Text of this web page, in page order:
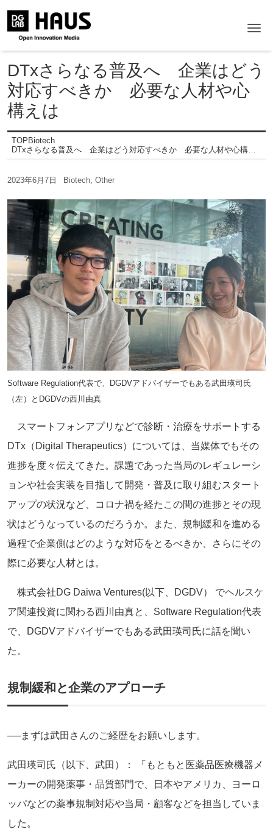
DTxさらなる普及へ 企業はどう
対応すべきか 必要な人材や心
構えは
TOP Biotech
DTxさらなる普及へ 企業はどう対応すべきか 必要な人材や心構えは
2023年6月7日 Biotech, Other
Software Regulation代表で、DGDVアドバイザーでもある武田瑛司氏
（左）とDGDVの西川由真
スマートフォンアプリなどで診断・治療をサポートする
DTx（Digital Therapeutics）については、当媒体でもその
進捗を度々伝えてきた。課題であった当局のレギュレーシ
ョンや社会実装を目指して開発・普及に取り組むスタート
アップの状況など、コロナ禍を経たこの間の進捗とその現
状はどうなっているのだろうか。また、規制緩和を進める
過程で企業側はどのような対応をとるべきか、さらにその
際に必要な人材とは。
株式会社DG Daiwa Ventures(以下、DGDV） でヘルスケ
ア関連投資に関わる西川由真と、Software Regulation代表
で、DGDVアドバイザーでもある武田瑛司氏に話を聞い
た。
規制緩和と企業のアプローチ
──まずは武田さんのご経歴をお願いします。
武田瑛司氏（以下、武田）： 「もともと医薬品医療機器メ
ーカーの開発薬事・品質部門で、日本やアメリカ、ヨーロ
ッパなどの薬事規制対応や当局・顧客などを担当していま
した。